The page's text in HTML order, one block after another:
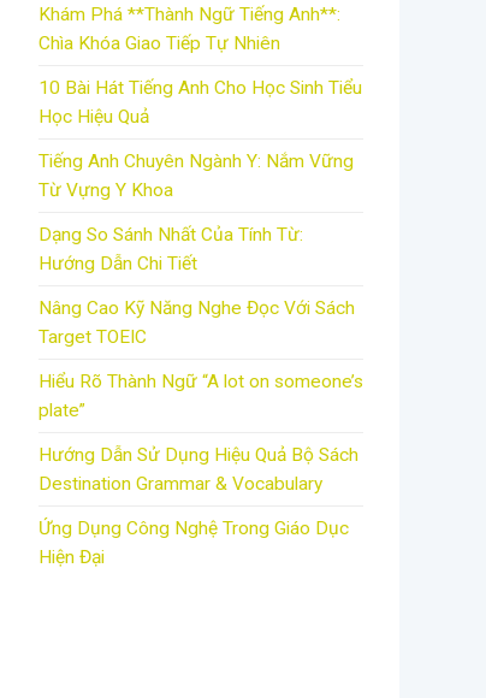
Khám Phá **Thành Ngữ Tiếng Anh**:
Chìa Khóa Giao Tiếp Tự Nhiên
10 Bài Hát Tiếng Anh Cho Học Sinh Tiểu
Học Hiệu Quả
Tiếng Anh Chuyên Ngành Y: Nắm Vững
Từ Vựng Y Khoa
Dạng So Sánh Nhất Của Tính Từ:
Hướng Dẫn Chi Tiết
Nâng Cao Kỹ Năng Nghe Đọc Với Sách
Target TOEIC
Hiểu Rõ Thành Ngữ “A lot on someone’s
plate”
Hướng Dẫn Sử Dụng Hiệu Quả Bộ Sách
Destination Grammar & Vocabulary
Ứng Dụng Công Nghệ Trong Giáo Dục
Hiện Đại